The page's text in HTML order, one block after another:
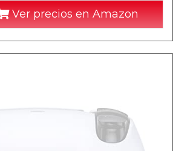
Ver precios en Amazon